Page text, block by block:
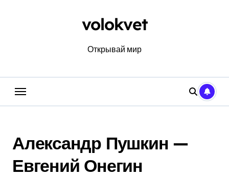
volokvet
Открывай мир
Александр Пушкин —
Евгений Онегин